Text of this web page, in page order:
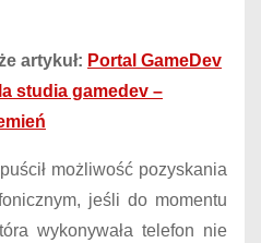
artykuł: Portal GameDev
studia gamedev –
możliwość pozyskania
jeśli do momentu
wykonywała telefon nie